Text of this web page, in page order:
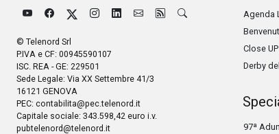
© Telenord Srl
P.IVA e CF: 00945590107
ISC. REA - GE: 229501
Sede Legale: Via XX Settembre 41/3
16121 GENOVA
PEC: contabilita@pec.telenord.it
Capitale sociale: 343.598,42 euro i.v.
pubtelenord@telenord.it
Agenda
Close UP
Derby
97ª